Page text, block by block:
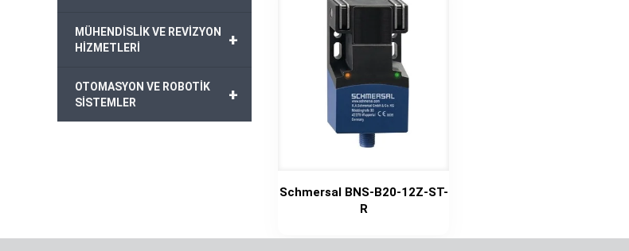
Schmersal BNS-B20-12Z-ST-
R
+
MÜHENDİSLİK VE REVİZYON
HİZMETLERİ
+
OTOMASYON VE ROBOTİK
SİSTEMLER